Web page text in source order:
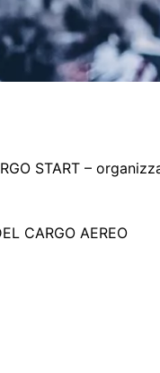
START –
CARGO AEREO